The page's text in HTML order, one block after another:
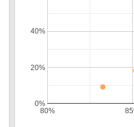
80%
0%
20%
40%